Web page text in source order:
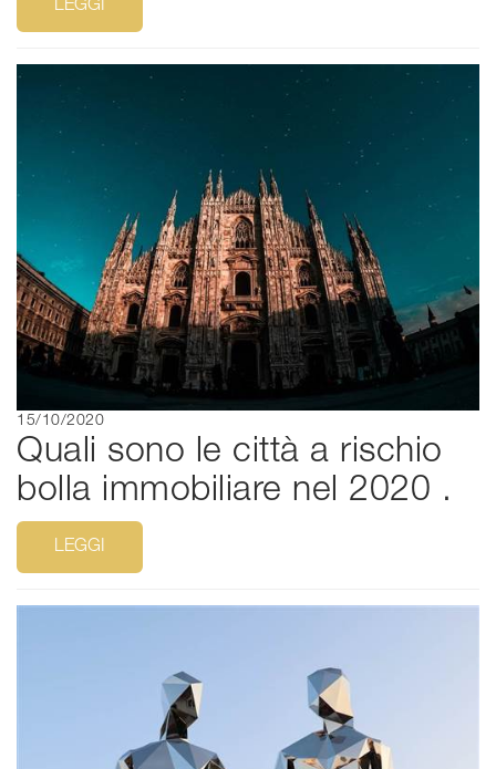
LEGGI
15/10/2020
Quali sono le città a rischio
bolla immobiliare nel 2020 .
LEGGI